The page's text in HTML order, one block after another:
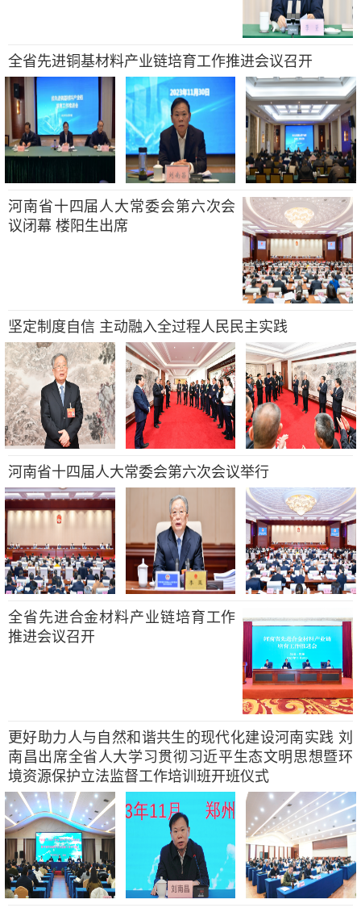
全省先进铜基材料产业链培育工作推进会议召开
河南省十四届人大常委会第六次会
议闭幕 楼阳生出席
坚定制度自信 主动融入全过程人民民主实践
河南省十四届人大常委会第六次会议举行
全省先进合金材料产业链培育工作
推进会议召开
更好助力人与自然和谐共生的现代化建设河南实践 刘
南昌出席全省人大学习贯彻习近平生态文明思想暨环
境资源保护立法监督工作培训班开班仪式